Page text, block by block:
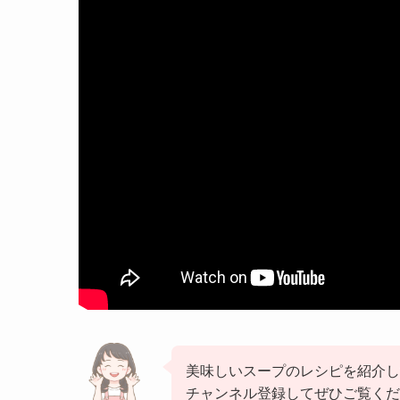
美味しいスープのレシピを紹介
チャンネル登録してぜひご覧くだ